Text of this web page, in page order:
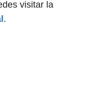
visitar la
.